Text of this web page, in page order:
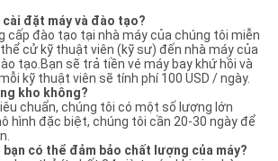
cài đặt máy và đào tạo?
cấp đào tạo tại nhà máy của chúng tôi miễn
cử kỹ thuật viên (kỹ sư) đến nhà máy của
tạo.Bạn sẽ trả tiền vé máy bay khứ hồi và
kỹ thuật viên sẽ tính phí 100 USD / ngày.
kho không?
chuẩn, chúng tôi có một số lượng lớn
hình đặc biệt, chúng tôi cần 20-30 ngày để
bạn có thể đảm bảo chất lượng của máy?